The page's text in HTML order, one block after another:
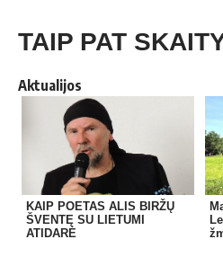
TAIP PAT
Aktualijos
KAIP POETAS ALIS BIRŽŲ
ŠVENTĘ SU LIETUMI
ATIDARĖ